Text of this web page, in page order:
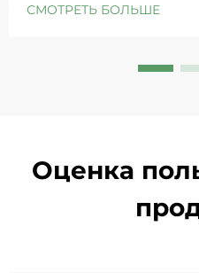
восстанавливает
СМОТРЕТЬ БОЛЬШЕ
Оценка